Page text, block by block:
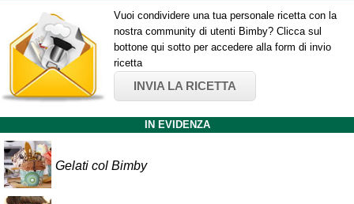
Vuoi condividere una tua personale ricetta con la
nostra community di utenti Bimby? Clicca sul
bottone qui sotto per accedere alla form di invio
ricetta
INVIA LA RICETTA
IN EVIDENZA
Gelati col Bimby